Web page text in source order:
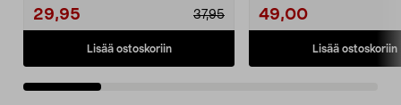
29,95 37,95
Lisää ostoskoriin
49,00
Lisää ostoskoriin